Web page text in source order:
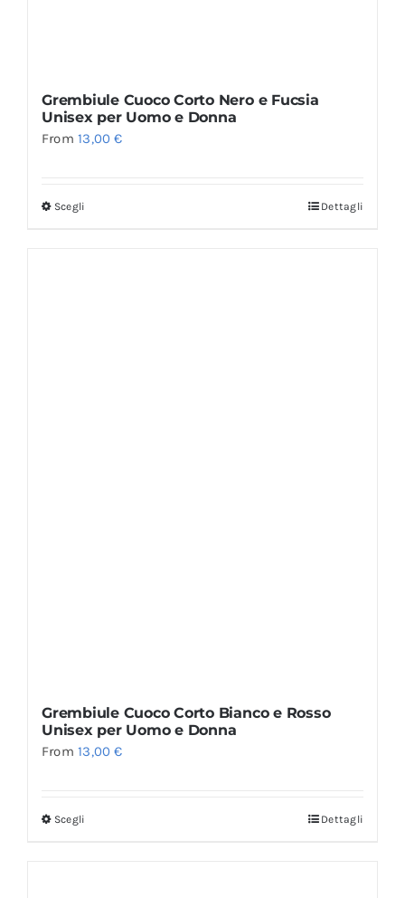
Grembiule Cuoco Corto Nero e Fucsia
Unisex per Uomo e Donna
From13,00€
Scegli Dettagli
Grembiule Cuoco Corto Bianco e Rosso
Unisex per Uomo e Donna
From13,00€
Scegli Dettagli